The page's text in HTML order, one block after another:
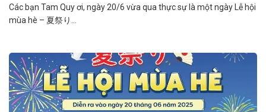
Các bạn Tam Quy ơi, ngày 20/6 vừa qua thực sự là một ngày Lễ hội
mùa hè – 夏祭り...